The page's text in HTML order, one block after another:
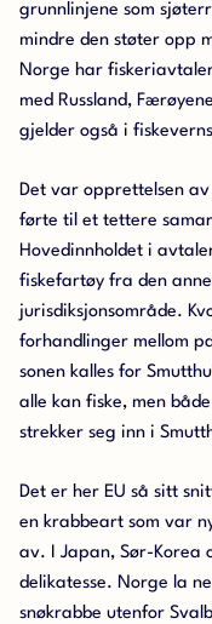
grunnlinjene som
mindre den støter opp
Norge har
med Russland,
gjelder også i
Det var opprettelsen av
førte til et tettere
Hovedinnholdet i
fiskefartøy fra den
jurisdiksjonsområde.
forhandlinger mellom
sonen kalles for
alle kan fiske, men
strekker seg inn i
Det er her EU så sitt
en krabbeart som var
av. I Japan, Sør-Korea
delikatesse. Norge la
snøkrabbe utenfor